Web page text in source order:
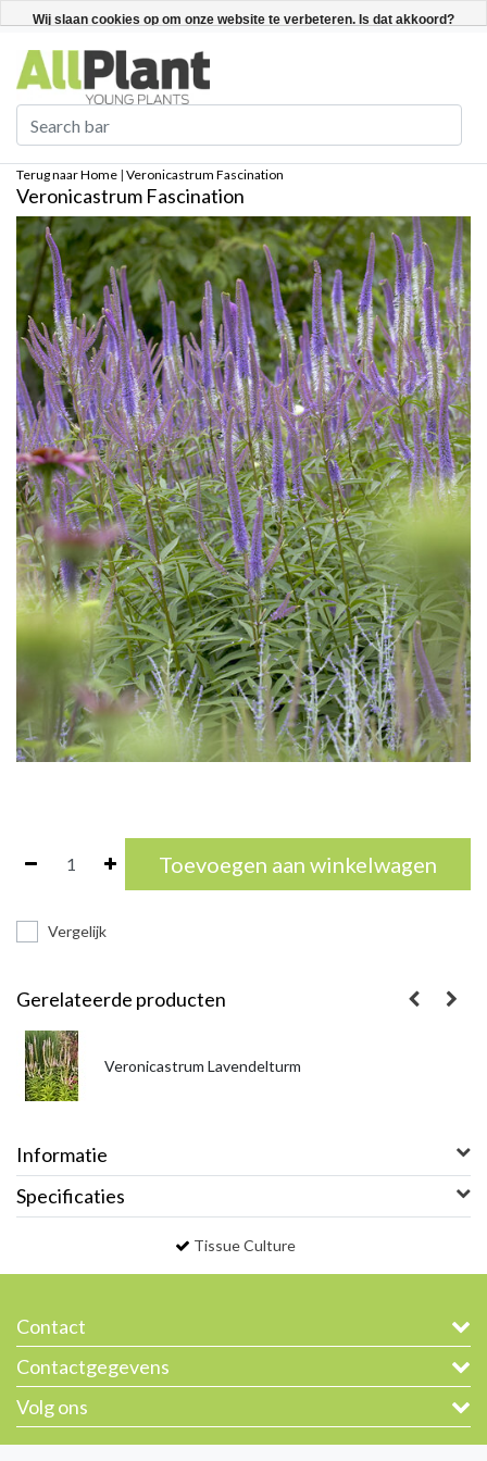
Registreren / Inloggen Nederlands
Terug naar Home | Veronicastrum Fascination
Veronicastrum Fascination
Toevoegen aan winkelwagen
Vergelijk
Gerelateerde producten
Veronicastrum Lavendelturm
Informatie
Specificaties
Tissue Culture
Contact
Contactgegevens
Volg ons
Wij slaan cookies op om onze website te verbeteren. Is dat akkoord?